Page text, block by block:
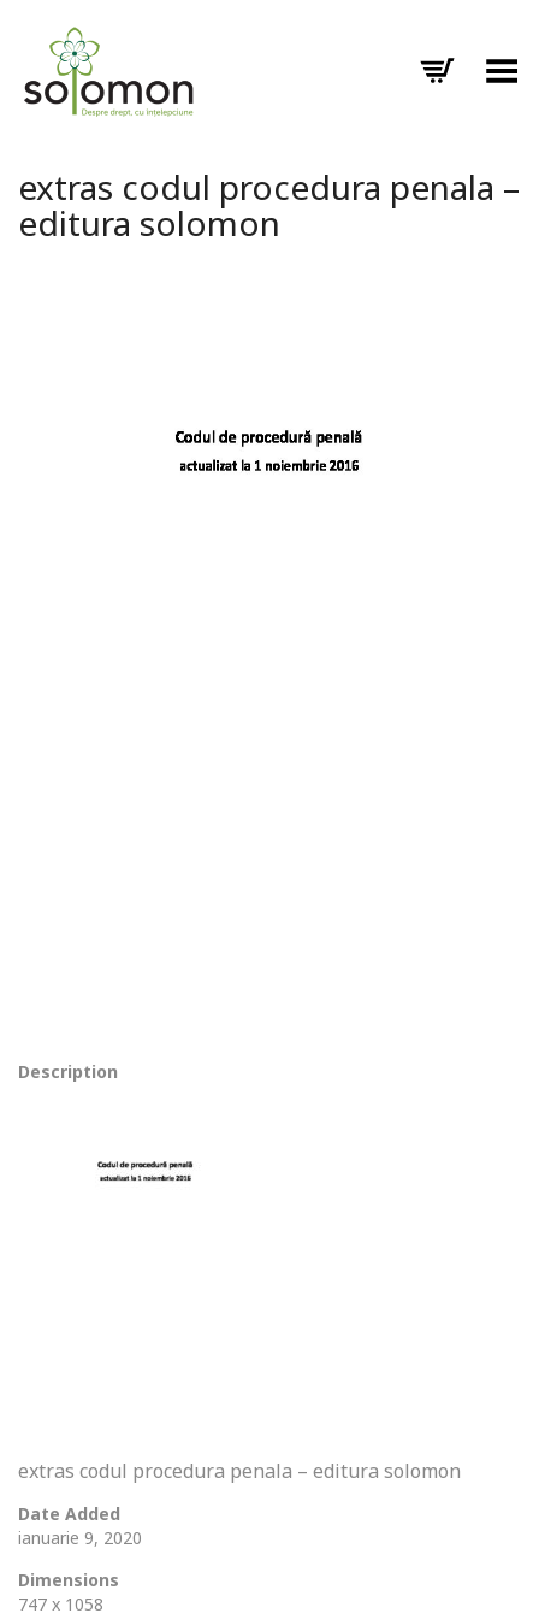
Toggle Menu
extras codul procedura penala –
editura solomon
Description
extras codul procedura penala – editura solomon
Date Added
ianuarie 9, 2020
Dimensions
747 x 1058